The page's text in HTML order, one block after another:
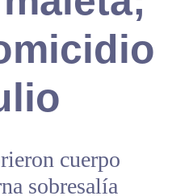
cuerpo
sobresalía